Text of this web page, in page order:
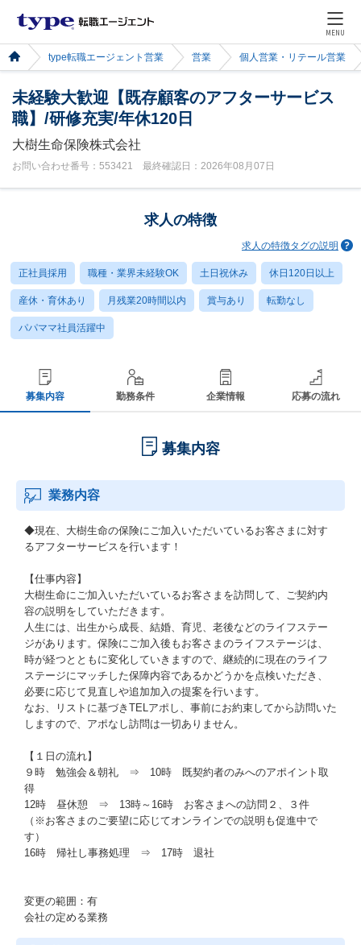
MENU
type転職エージェント営業 営業 個人営業・リテール営業
未経験大歓迎【既存顧客のアフターサービス
職】/研修充実/年休120日
大樹生命保険株式会社
お問い合わせ番号：553421 最終確認日：2026年08月07日
求人の特徴
求人の特徴タグの説明
正社員採用 職種・業界未経験OK 土日祝休み 休日120日以上
産休・育休あり 月残業20時間以内 賞与あり 転勤なし
パパママ社員活躍中
募集内容 勤務条件 企業情報 応募の流れ
募集内容
業務内容
◆現在、大樹生命の保険にご加入いただいているお客さまに対す
るアフターサービスを行います！
【仕事内容】
大樹生命にご加入いただいているお客さまを訪問して、ご契約内
容の説明をしていただきます。
人生には、出生から成長、結婚、育児、老後などのライフステー
ジがあります。保険にご加入後もお客さまのライフステージは、
時が経つとともに変化していきますので、継続的に現在のライフ
ステージにマッチした保障内容であるかどうかを点検いただき、
必要に応じて見直しや追加加入の提案を行います。
なお、リストに基づきTELアポし、事前にお約束してから訪問いた
しますので、アポなし訪問は一切ありません。
【１日の流れ】
９時 勉強会＆朝礼 ⇒ 10時 既契約者のみへのアポイント取
得
12時 昼休憩 ⇒ 13時～16時 お客さまへの訪問２、３件
（※お客さまのご要望に応じてオンラインでの説明も促進中で
す）
16時 帰社し事務処理 ⇒ 17時 退社
変更の範囲：有
会社の定める業務